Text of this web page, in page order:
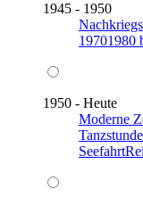
1945 - 1950
19701980
1950 - Heute
Moderne
Tanzstunde
Seefahrt